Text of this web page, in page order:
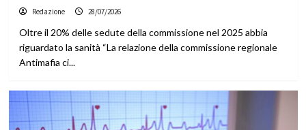
Redazione 28/07/2026
Oltre il 20% delle sedute della commissione nel 2025 abbia
riguardato la sanità “La relazione della commissione regionale
Antimafia ci...